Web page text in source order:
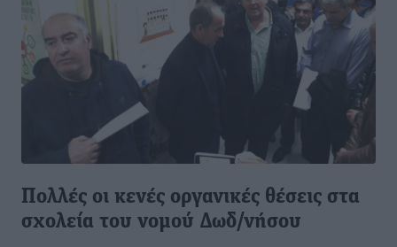
Πολλές οι κενές οργανικές θέσεις στα
σχολεία του νομού Δωδ/νήσου